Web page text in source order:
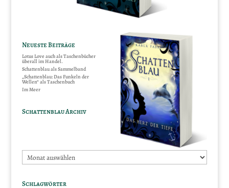
Neueste Beiträge
Lotus Love auch als Taschenbücher
überall im Handel.
Schattenblau als Sammelband
„Schattenblau: Das Funkeln der
Wellen“ als Taschenbuch
Im Meer
Schattenblau Archiv
Schattenblau
Archiv
Schlagwörter